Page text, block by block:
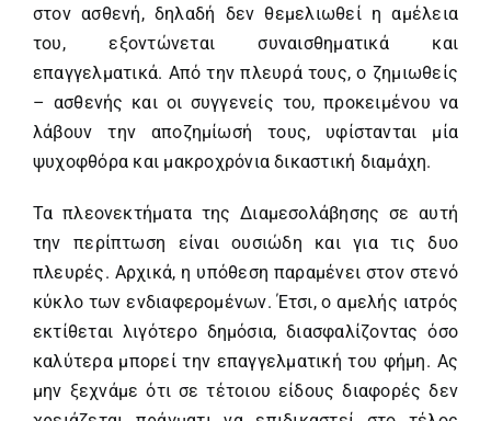
στον ασθενή, δηλαδή δεν θεμελιωθεί η αμέλεια
του, εξοντώνεται συναισθηματικά και
επαγγελματικά. Από την πλευρά τους, ο ζημιωθείς
– ασθενής και οι συγγενείς του, προκειμένου να
λάβουν την αποζημίωσή τους, υφίστανται μία
ψυχοφθόρα και μακροχρόνια δικαστική διαμάχη.
Τα πλεονεκτήματα της Διαμεσολάβησης σε αυτή
την περίπτωση είναι ουσιώδη και για τις δυο
πλευρές. Αρχικά, η υπόθεση παραμένει στον στενό
κύκλο των ενδιαφερομένων. Έτσι, ο αμελής ιατρός
εκτίθεται λιγότερο δημόσια, διασφαλίζοντας όσο
καλύτερα μπορεί την επαγγελματική του φήμη. Ας
μην ξεχνάμε ότι σε τέτοιου είδους διαφορές δεν